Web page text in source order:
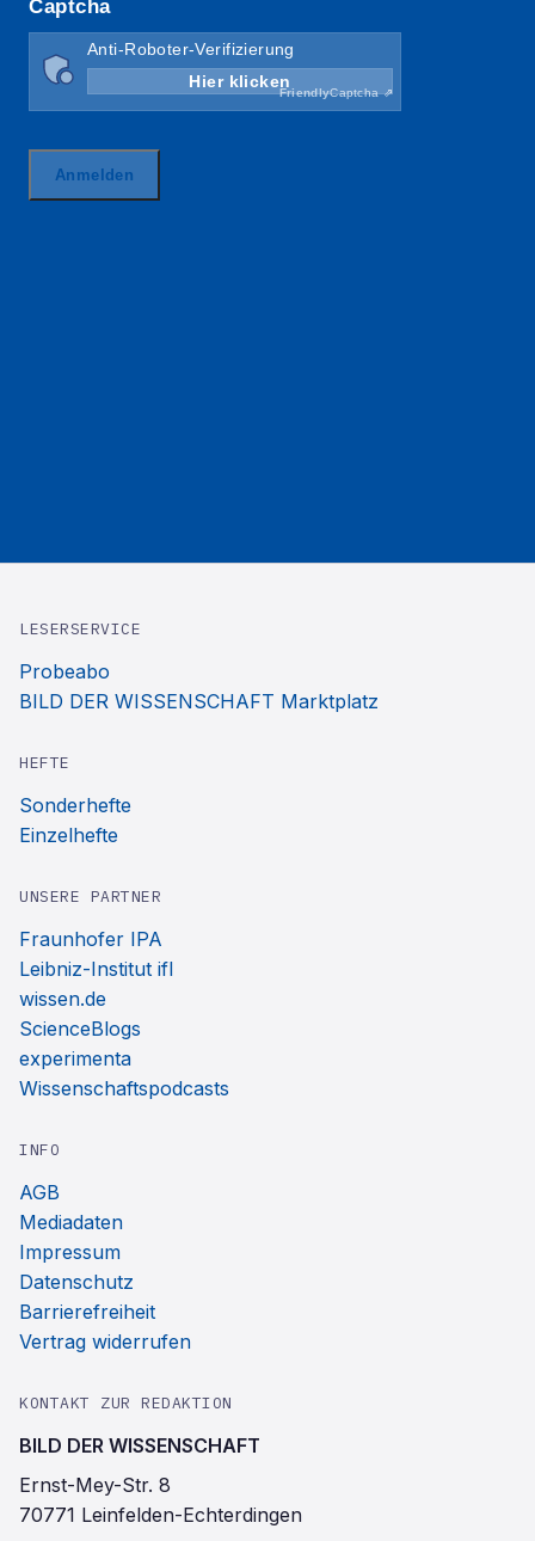
LESERSERVICE
Probeabo
BILD DER WISSENSCHAFT Marktplatz
HEFTE
Sonderhefte
Einzelhefte
UNSERE PARTNER
Fraunhofer IPA
Leibniz-Institut ifl
wissen.de
ScienceBlogs
experimenta
Wissenschaftspodcasts
INFO
AGB
Mediadaten
Impressum
Datenschutz
Barrierefreiheit
Vertrag widerrufen
KONTAKT ZUR REDAKTION
BILD DER WISSENSCHAFT
Ernst-Mey-Str. 8
70771 Leinfelden-Echterdingen